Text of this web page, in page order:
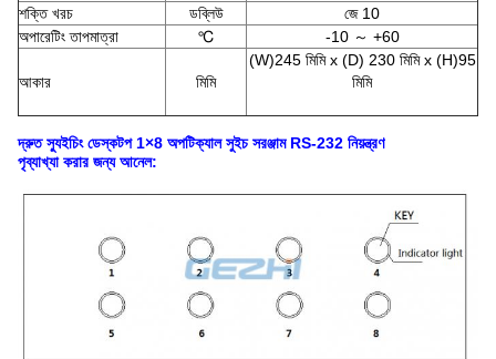
শক্তি খরচ
ডব্লিউ
জে 10
অপারেটিং তাপমাত্রা
℃ -10 ～ +60
আকার মিমি
(W)245 মিমি x (D) 230 মিমি x (H)95
মিমি
দ্রুত স্যুইচিং ডেস্কটপ 1×8 অপটিক্যাল সুইচ সরঞ্জাম RS-232 নিয়ন্ত্রণ
পৃব্যাখ্যা করার জন্য আনেল: